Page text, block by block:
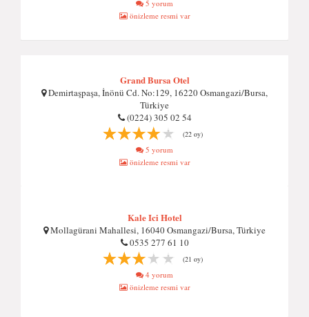
5 yorum
önizleme resmi var
Grand Bursa Otel
Demirtaşpaşa, İnönü Cd. No:129, 16220 Osmangazi/Bursa,
Türkiye
(0224) 305 02 54
(22 oy)
5 yorum
önizleme resmi var
Kale Ici Hotel
Mollagürani Mahallesi, 16040 Osmangazi/Bursa, Türkiye
0535 277 61 10
(21 oy)
4 yorum
önizleme resmi var